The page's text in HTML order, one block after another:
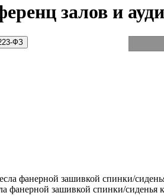
залов и
фанерной зашивкой спинки/сиденья